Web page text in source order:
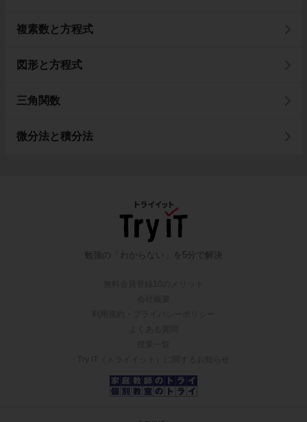
複素数と方程式
図形と方程式
三角関数
微分法と積分法
勉強の「わからない」を5分で解決